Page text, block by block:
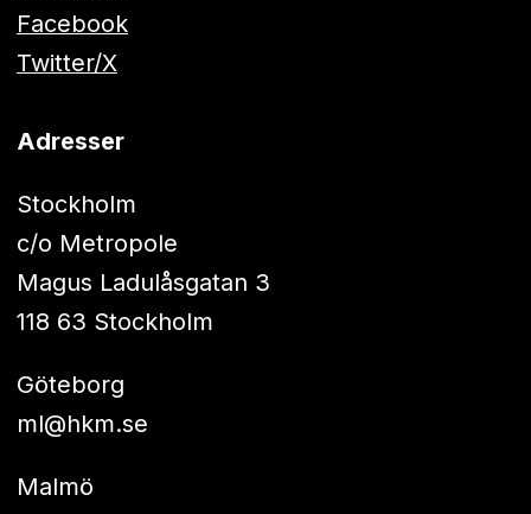
Facebook
Twitter/X
Adresser
Stockholm
c/o Metropole
Magus Ladulåsgatan 3
118 63 Stockholm
Göteborg
ml@hkm.se
Malmö